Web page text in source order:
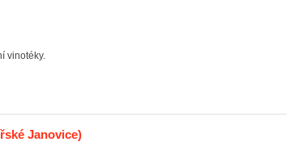
vinotéky.
Janovice)